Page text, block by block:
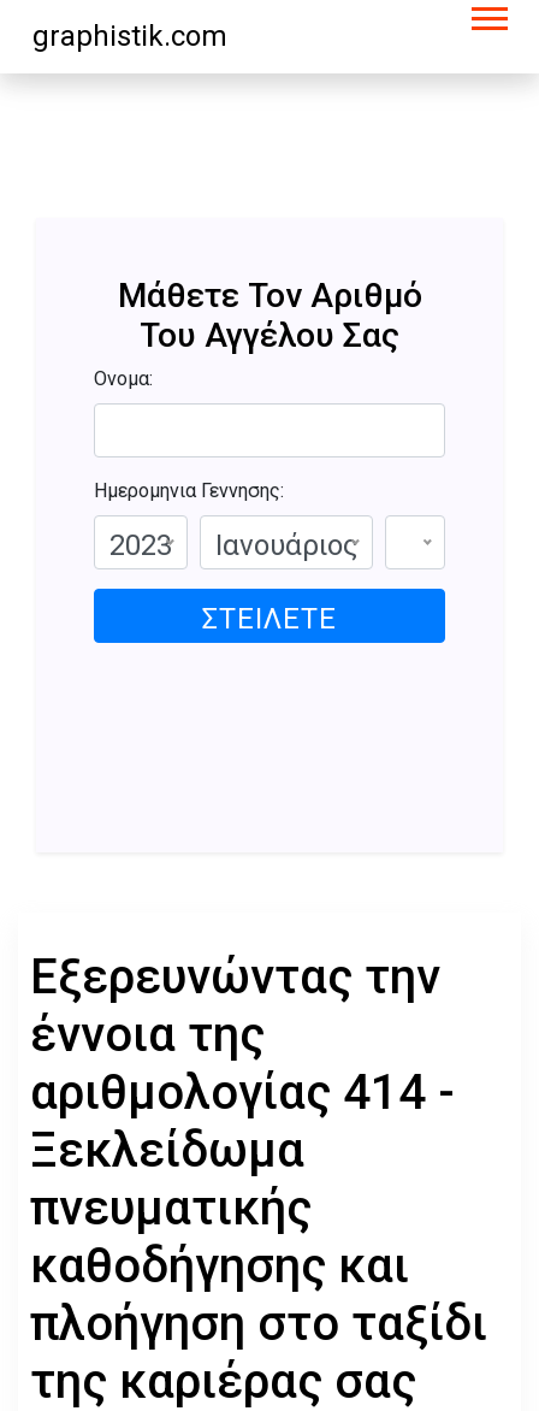
graphistik.com
Μάθετε Τον Αριθμό
Του Αγγέλου Σας
Ονομα:
Ημερομηνια Γεννησης:
2023 Ιανουάριος
ΣΤΕΊΛΕΤΕ
Εξερευνώντας την
έννοια της
αριθμολογίας 414 -
Ξεκλείδωμα
πνευματικής
καθοδήγησης και
πλοήγηση στο ταξίδι
της καριέρας σας